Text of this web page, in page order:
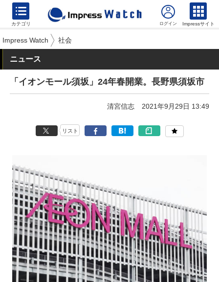
カテゴリ Impressサイト
Impress Watch 社会
ニュース
「イオンモール須坂」24年春開業。長野県須坂市
清宮信志 2021年9月29日 13:49
リスト